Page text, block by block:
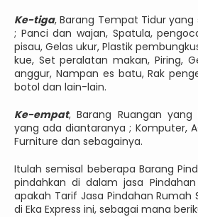
Ke-tiga, Barang Tempat Tidur
; Panci dan wajan, Spatula,
pisau, Gelas ukur, Plastik
kue, Set peralatan makan, Piring,
anggur, Nampan es batu, Rak
botol dan lain-lain.
Ke-empat, Barang Ruangan
yang ada diantaranya ; Komputer,
Furniture dan sebagainya.
Itulah semisal beberapa Barang
pindahkan di dalam jasa
apakah Tarif Jasa Pindahan Rumah
di Eka Express ini, sebagai mana